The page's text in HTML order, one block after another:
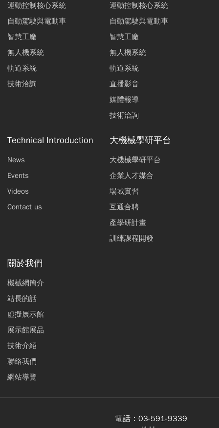
運動控制核心系統
自動駕駛與電動車
智慧工廠
無人機系統
軌道系統
技術洽詢
運動控制核心系統
自動駕駛與電動車
智慧工廠
無人機系統
軌道系統
直播影音
媒體報導
技術洽詢
Technical Introduction
News
Events
Videos
Contact us
大機械學研平台
大機械學研平台
企業人才媒合
場域實習
互通合聘
產學研計畫
訓練課程開發
關於我們
機械網簡介
站長的話
虛擬展示館
展示館展品
技術介紹
聯絡我們
網站導覽
電話： 03-591-9339